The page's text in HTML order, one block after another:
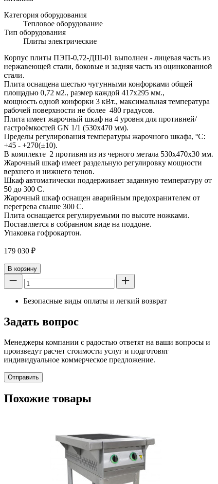
Категория оборудования
Тепловое оборудование
Тип оборудования
Плиты электрические
Корпус плиты ПЭП-0,72-ДШ-01 выполнен - лицевая часть из
нержавеющей стали, боковые и задняя часть из оцинкованной
стали.
Плита оснащена шестью чугунными конфорками общей
площадью 0,72 м2., размер каждой 417х295 мм.,
мощность одной конфорки 3 кВт., максимальная температура
рабочей поверхности не более 480 градусов.
Плита имеет жарочный шкаф на 4 уровня для противней/
гастроёмкостей GN 1/1 (530х470 мм).
Пределы регулирования температуры жарочного шкафа, ºС:
+45 - +270(±10).
В комплекте 2 противня из из черного метала 530х470х30 мм.
Жарочный шкаф имеет раздельную регулировку мощности
верхнего и нижнего тенов.
Шкаф автоматически поддерживает заданную температуру от
50 до 300 С.
Жарочный шкаф оснащен аварийным предохранителем от
перегрева свыше 300 С.
Плита оснащается регулируемыми по высоте ножками.
Поставляется в собранном виде на поддоне.
Упаковка гофрокартон.
179 030 ₽
В корзину
Безопасные виды оплаты и легкий возврат
Задать вопрос
Менеджеры компании с радостью ответят на ваши вопросы и
произведут расчет стоимости услуг и подготовят
индивидуальное коммерческое предложение.
Отправить
Похожие товары